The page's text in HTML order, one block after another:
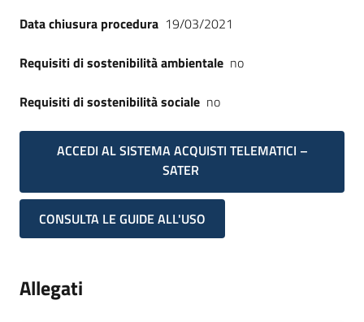
Data chiusura procedura 19/03/2021
Requisiti di sostenibilità ambientale no
Requisiti di sostenibilità sociale no
ACCEDI AL SISTEMA ACQUISTI TELEMATICI –
SATER
CONSULTA LE GUIDE ALL'USO
Allegati